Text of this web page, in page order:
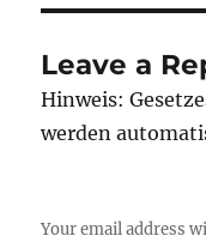
Leave a
Hinweis:
werden
Your email address